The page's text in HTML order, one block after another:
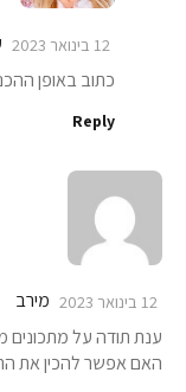
12 בינואר 2023
כתוב באופן
Reply
מירב 12 בינואר 2023
ענת תודה על מתכונים
האם אפשר להכין את